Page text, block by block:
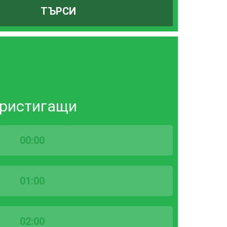
ТЪРСИ
00:00
01:00
02:00